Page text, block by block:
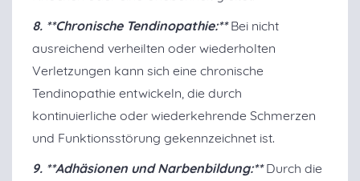
8. **Chronische Tendinopathie:**Bei nicht
ausreichend verheilten oder wiederholten
Verletzungen kann sich eine chronische
Tendinopathie entwickeln, die durch
kontinuierliche oder wiederkehrende Schmerzen
und Funktionsstörung gekennzeichnet ist.
9. **Adhäsionen und Narbenbildung:** Durch die